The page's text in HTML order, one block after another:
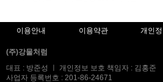
이용안내 이용약관 개인
(주)강물처럼
대표 : 방준성 ㅣ 개인정보 보호 책임자 : 김홍준
사업자 등록번호 : 201-86-24671